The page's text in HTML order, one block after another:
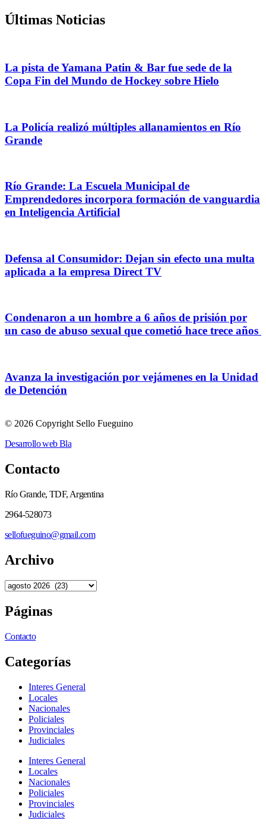
Últimas Noticias
La pista de Yamana Patin & Bar fue sede de la
Copa Fin del Mundo de Hockey sobre Hielo
La Policía realizó múltiples allanamientos en Río
Grande
Río Grande: La Escuela Municipal de
Emprendedores incorpora formación de vanguardia
en Inteligencia Artificial
Defensa al Consumidor: Dejan sin efecto una multa
aplicada a la empresa Direct TV
Condenaron a un hombre a 6 años de prisión por
un caso de abuso sexual que cometió hace trece años
Avanza la investigación por vejámenes en la Unidad
de Detención
© 2026 Copyright Sello Fueguino
Desarrollo web Bla
Contacto
Río Grande, TDF, Argentina
2964-528073
sellofueguino@gmail.com
Archivo
Páginas
Contacto
Categorías
Interes General
Locales
Nacionales
Policiales
Provinciales
Judiciales
Interes General
Locales
Nacionales
Policiales
Provinciales
Judiciales